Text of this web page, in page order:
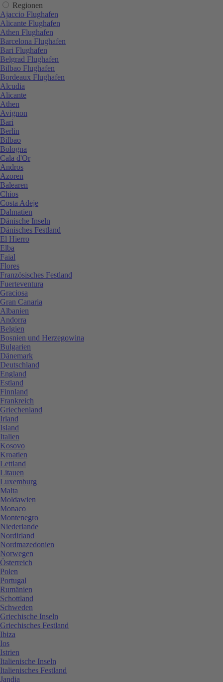
Regionen
Ajaccio Flughafen
Alicante Flughafen
Athen Flughafen
Barcelona Flughafen
Bari Flughafen
Belgrad Flughafen
Bilbao Flughafen
Bordeaux Flughafen
Alcudia
Alicante
Athen
Avignon
Bari
Berlin
Bilbao
Bologna
Cala d'Or
Andros
Azoren
Balearen
Chios
Costa Adeje
Dalmatien
Dänische Inseln
Dänisches Festland
El Hierro
Elba
Faial
Flores
Französisches Festland
Fuerteventura
Graciosa
Gran Canaria
Albanien
Andorra
Belgien
Bosnien und Herzegowina
Bulgarien
Dänemark
Deutschland
England
Estland
Finnland
Frankreich
Griechenland
Irland
Island
Italien
Kosovo
Kroatien
Lettland
Litauen
Luxemburg
Malta
Moldawien
Monaco
Montenegro
Niederlande
Nordirland
Nordmazedonien
Norwegen
Österreich
Polen
Portugal
Rumänien
Schottland
Schweden
Griechische Inseln
Griechisches Festland
Ibiza
Ios
Istrien
Italienische Inseln
Italienisches Festland
Jandia